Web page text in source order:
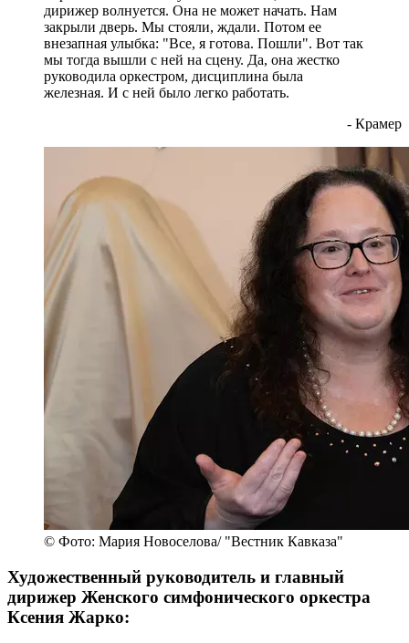
дирижер волнуется. Она не может начать. Нам
закрыли дверь. Мы стояли, ждали. Потом ее
внезапная улыбка: "Все, я готова. Пошли". Вот так
мы тогда вышли с ней на сцену. Да, она жестко
руководила оркестром, дисциплина была
железная. И с ней было легко работать.
- Крамер
© Фото: Мария Новоселова/ "Вестник Кавказа"
Художественный руководитель и главный
дирижер Женского симфонического оркестра
Ксения Жарко: